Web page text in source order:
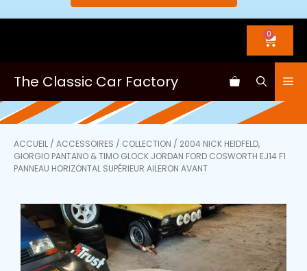
0
The Classic Car Factory
ACCUEIL / ACCESSOIRES / COLLECTION / 2004 NICK HEIDFELD,
GIORGIO PANTANO & TIMO GLOCK JORDAN FORD COSWORTH EJ14 F1
PANNEAU HORIZONTAL SUPÉRIEUR AILERON AVANT